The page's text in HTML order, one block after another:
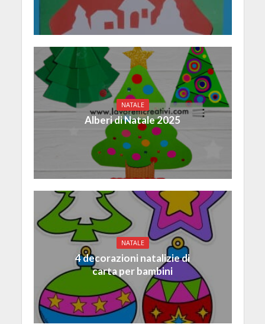
NATALE
Alberi di Natale 2025
NATALE
4 decorazioni natalizie di
carta per bambini